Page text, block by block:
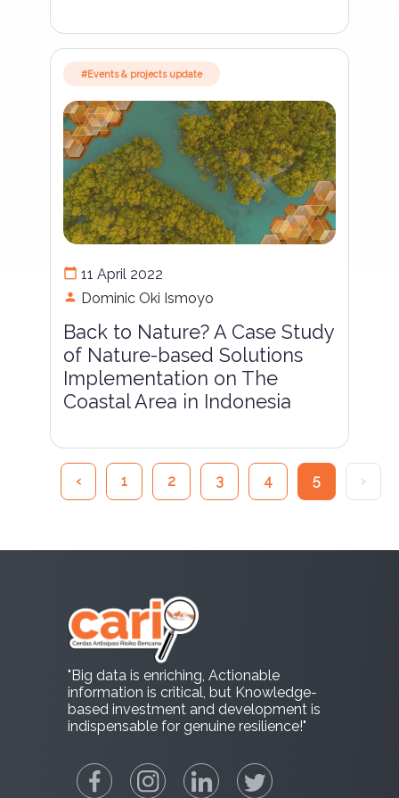
#Events & projects update
calendar_today 11 April 2022
person Dominic Oki Ismoyo
Back to Nature? A Case Study
of Nature-based Solutions
Implementation on The
Coastal Area in Indonesia
‹ 1 2 3 4 5 ›
"Big data is enriching, Actionable
information is critical, but Knowledge-
based investment and development is
indispensable for genuine resilience!"